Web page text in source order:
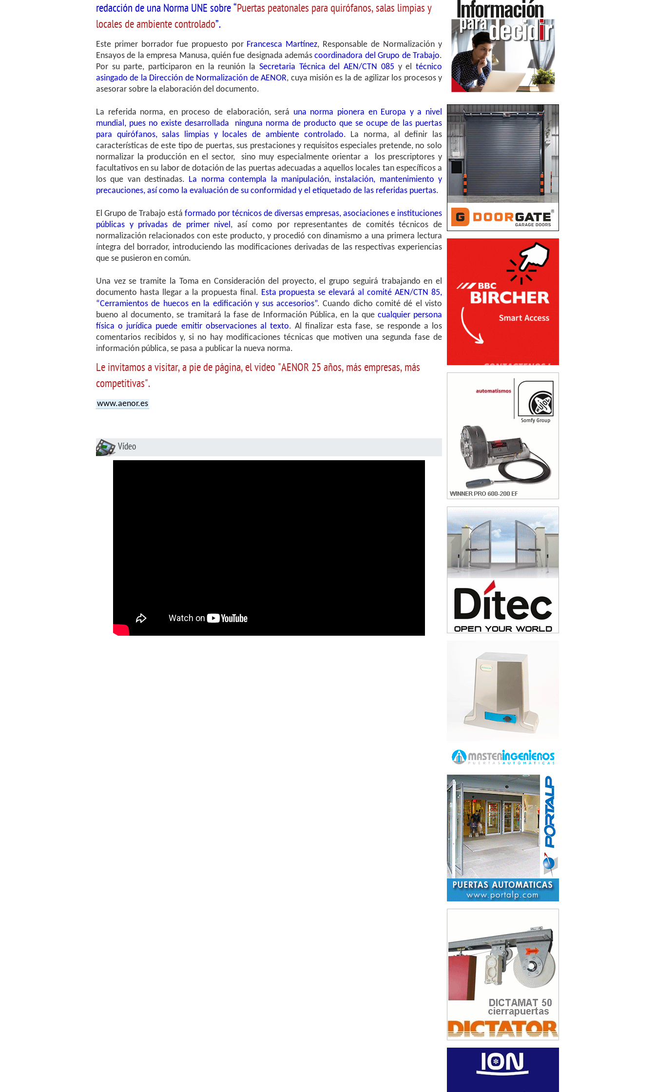
redacción de una Norma UNE sobre “Puertas peatonales para quirófanos, salas limpias y
locales de ambiente controlado”.
Este primer borrador fue propuesto por Francesca Martínez, Responsable de Normalización y
Ensayos de la empresa Manusa, quién fue designada además coordinadora del Grupo de Trabajo.
Por su parte, participaron en la reunión la Secretaria Técnica del AEN/CTN 085 y el técnico
asingado de la Dirección de Normalización de AENOR, cuya misión es la de agilizar los procesos y
asesorar sobre la elaboración del documento.
La referida norma, en proceso de elaboración, será una norma pionera en Europa y a nivel
mundial, pues no existe desarrollada ninguna norma de producto que se ocupe de las puertas
para quirófanos, salas limpias y locales de ambiente controlado. La norma, al definir las
características de este tipo de puertas, sus prestaciones y requisitos especiales pretende, no solo
normalizar la producción en el sector, sino muy especialmente orientar a los prescriptores y
facultativos en su labor de dotación de las puertas adecuadas a aquellos locales tan específicos a
los que van destinadas. La norma contempla la manipulación, instalación, mantenimiento y
precauciones, así como la evaluación de su conformidad y el etiquetado de las referidas puertas.
El Grupo de Trabajo está formado por técnicos de diversas empresas, asociaciones e instituciones
públicas y privadas de primer nivel, así como por representantes de comités técnicos de
normalización relacionados con este producto, y procedió con dinamismo a una primera lectura
íntegra del borrador, introduciendo las modificaciones derivadas de las respectivas experiencias
que se pusieron en común.
Una vez se tramite la Toma en Consideración del proyecto, el grupo seguirá trabajando en el
documento hasta llegar a la propuesta final. Esta propuesta se elevará al comité AEN/CTN 85,
“Cerramientos de huecos en la edificación y sus accesorios”. Cuando dicho comité dé el visto
bueno al documento, se tramitará la fase de Información Pública, en la que cualquier persona
física o jurídica puede emitir observaciones al texto. Al finalizar esta fase, se responde a los
comentarios recibidos y, si no hay modificaciones técnicas que motiven una segunda fase de
información pública, se pasa a publicar la nueva norma.
Le invitamos a visitar, a pie de página, el video "AENOR 25 años, más empresas, más
competitivas".
www.aenor.es
Vídeo